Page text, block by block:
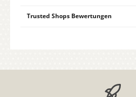
Trusted Shops Bewertungen